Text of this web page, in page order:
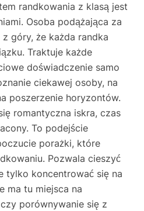
randkowania z klasą jest
Osoba podążająca za
góry, że każda randka
Traktuje każde
doświadczenie samo
ciekawej osoby, na
poszerzenie horyzontów.
romantyczna iskra, czas
To podejście
porażki, które
Pozwala cieszyć
tylko koncentrować się na
ma tu miejsca na
porównywanie się z